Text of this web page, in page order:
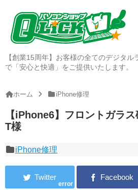
【創業15周年】お客様の全てのデジタ
で「安心と快適」をご提供いたします。
ホーム iPhone修理
【iPhone6】フロントガラ
T様
iPhone修理
error